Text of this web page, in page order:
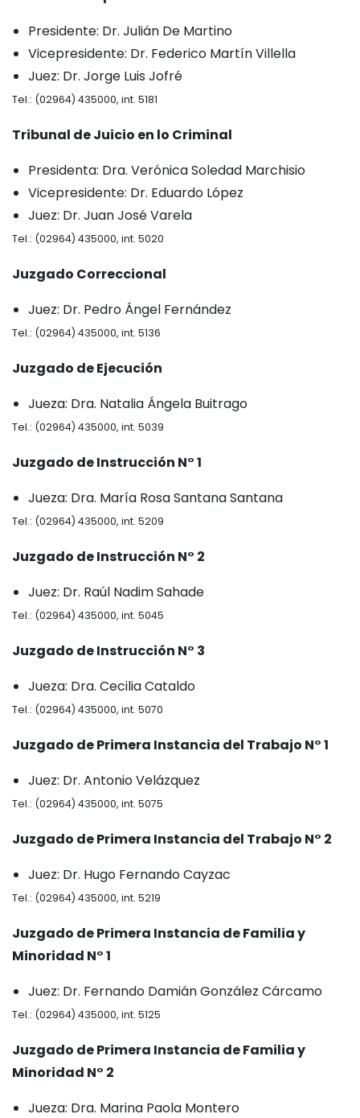
Presidente: Dr. Julián De Martino
Vicepresidente: Dr. Federico Martín Villella
Juez: Dr. Jorge Luis Jofré
Tel.: (02964) 435000, int. 5181
Tribunal de Juicio en lo Criminal
Presidenta: Dra. Verónica Soledad Marchisio
Vicepresidente: Dr. Eduardo López
Juez: Dr. Juan José Varela
Tel.: (02964) 435000, int. 5020
Juzgado Correccional
Juez: Dr. Pedro Ángel Fernández
Tel.: (02964) 435000, int. 5136
Juzgado de Ejecución
Jueza: Dra. Natalia Ángela Buitrago
Tel.: (02964) 435000, int. 5039
Juzgado de Instrucción N° 1
Jueza: Dra. María Rosa Santana Santana
Tel.: (02964) 435000, int. 5209
Juzgado de Instrucción N° 2
Juez: Dr. Raúl Nadim Sahade
Tel.: (02964) 435000, int. 5045
Juzgado de Instrucción N° 3
Jueza: Dra. Cecilia Cataldo
Tel.: (02964) 435000, int. 5070
Juzgado de Primera Instancia del Trabajo N° 1
Juez: Dr. Antonio Velázquez
Tel.: (02964) 435000, int. 5075
Juzgado de Primera Instancia del Trabajo N° 2
Juez: Dr. Hugo Fernando Cayzac
Tel.: (02964) 435000, int. 5219
Juzgado de Primera Instancia de Familia y
Minoridad N° 1
Juez: Dr. Fernando Damián González Cárcamo
Tel.: (02964) 435000, int. 5125
Juzgado de Primera Instancia de Familia y
Minoridad N° 2
Jueza: Dra. Marina Paola Montero